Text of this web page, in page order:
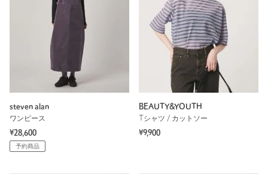
steven alan
ワンピース
¥28,600
予約商品
BEAUTY&YOUTH
Tシャツ / カットソー
¥9,900